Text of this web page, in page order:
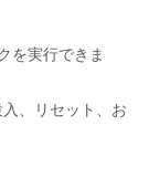
を実行できま
、リセット、お